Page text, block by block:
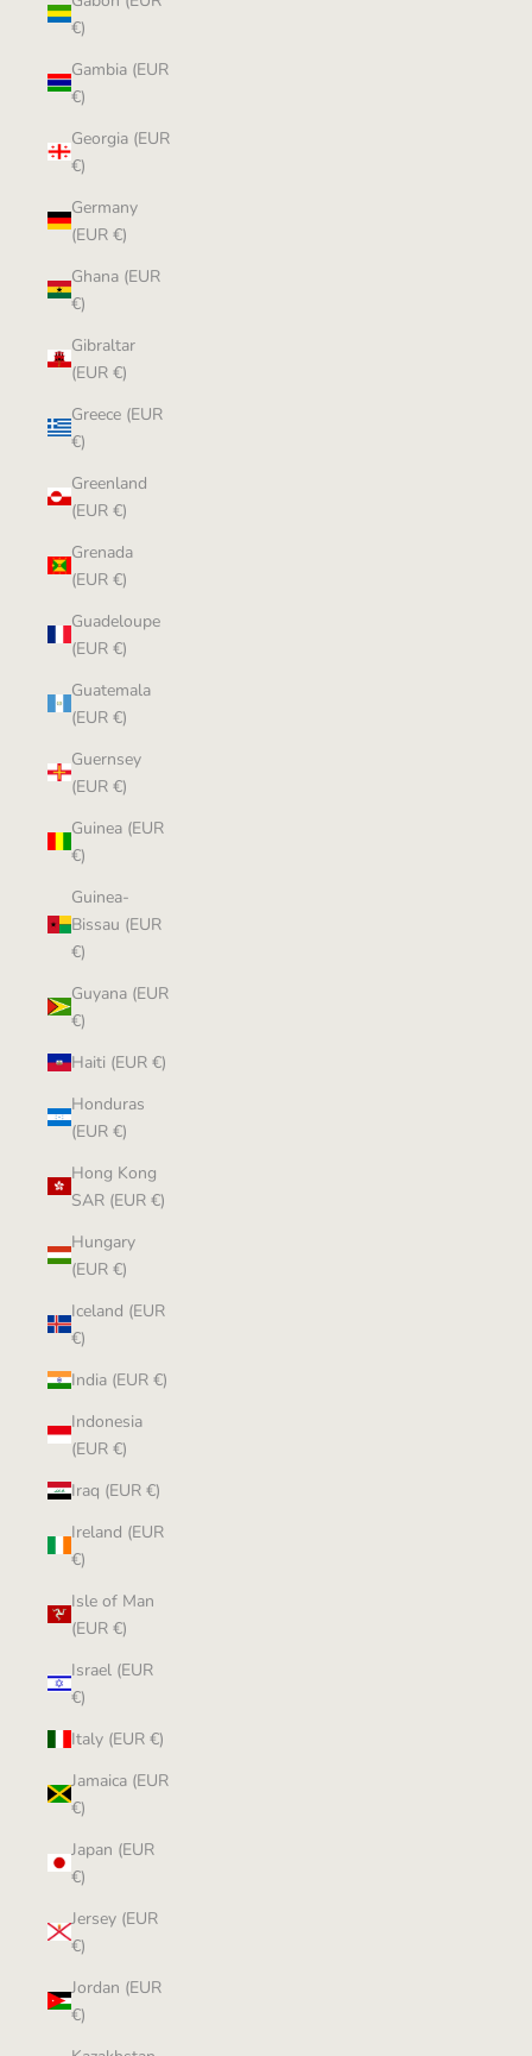
€)
Gambia (EUR
€)
Georgia (EUR
€)
Germany
(EUR €)
Ghana (EUR
€)
Gibraltar
(EUR €)
Greece (EUR
€)
Greenland
(EUR €)
Grenada
(EUR €)
Guadeloupe
(EUR €)
Guatemala
(EUR €)
Guernsey
(EUR €)
Guinea (EUR
€)
Guinea-
Bissau (EUR
€)
Guyana (EUR
€)
Haiti (EUR €)
Honduras
(EUR €)
Hong Kong
SAR (EUR €)
Hungary
(EUR €)
Iceland (EUR
€)
India (EUR €)
Indonesia
(EUR €)
Iraq (EUR €)
Ireland (EUR
€)
Isle of Man
(EUR €)
Israel (EUR
€)
Italy (EUR €)
Jamaica (EUR
€)
Japan (EUR
€)
Jersey (EUR
€)
Jordan (EUR
€)